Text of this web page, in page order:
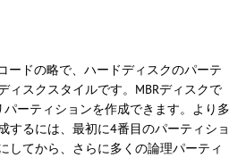
ードの略で、ハードディスクのパーテ
ィスクスタイルです。MBRディスクで
ーティションを作成できます。より多
するには、最初に4番目のパーティショ
してから、さらに多くの論理パーティ